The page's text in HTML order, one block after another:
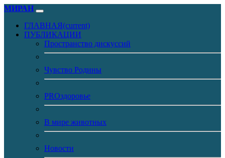
МИРАН
ГЛАВНАЯ(current)
ПУБЛИКАЦИИ
Пространство дискуссий
Чувство Родины
PROздоровье
В мире животных
Новости